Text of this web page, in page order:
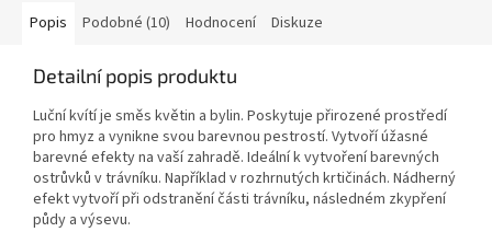
Popis Podobné (10) Hodnocení Diskuze
Detailní popis produktu
Luční kvítí je směs květin a bylin. Poskytuje přirozené prostředí
pro hmyz a vynikne svou barevnou pestrostí. Vytvoří úžasné
barevné efekty na vaší zahradě. Ideální k vytvoření barevných
ostrůvků v trávníku. Například v rozhrnutých krtičinách. Nádherný
efekt vytvoří při odstranění části trávníku, následném zkypření
půdy a výsevu.